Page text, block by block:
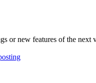
or new features of the next